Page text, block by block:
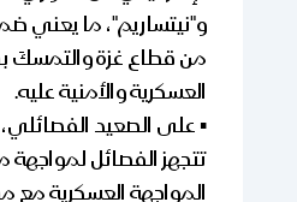
و"نيتساريم"، ما يعني
من قطاع غزة والتمسكَ
العسكرية والأمنية عليه.
▪️ على الصعيد
تتجهز الفصائل لمواجهة
المواجهة العسكرية مع